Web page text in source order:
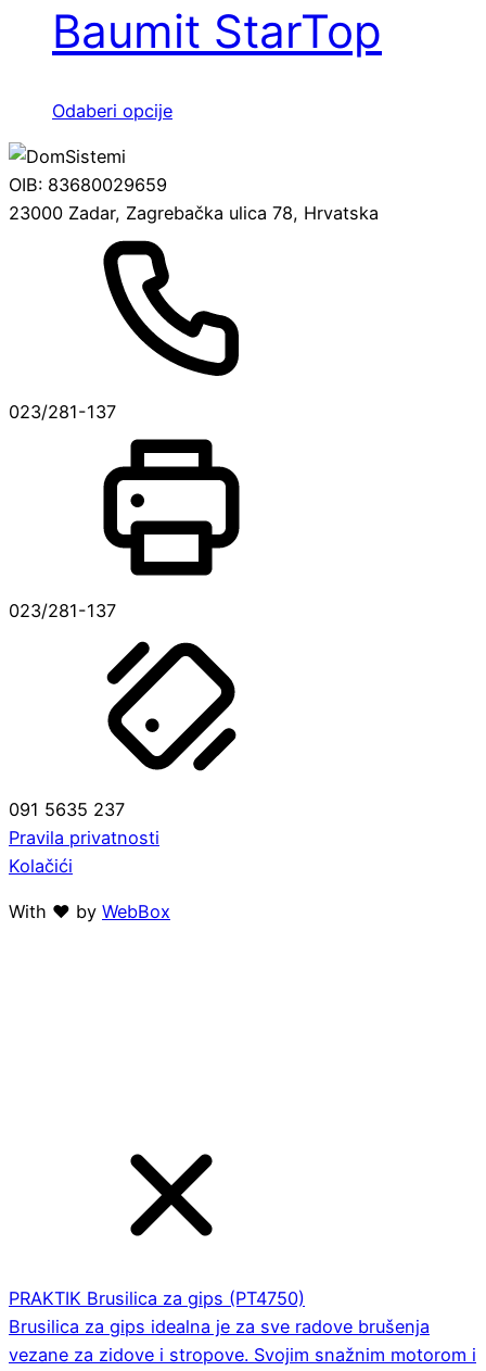
Baumit StarTop
Odaberi opcijeOvaj
varijanti.
mogu
odabrati
na
OIB: 83680029659
23000 Zadar, Zagrebačka ulica 78, Hrvatska
023/281-137
023/281-137
091 5635 237
Pravila privatnosti
Kolačići
With ❤ by WebBox
PRAKTIK Brusilica za gips (PT4750)
Brusilica za gips idealna je za sve radove brušenja
vezane za zidove i stropove. Svojim snažnim motorom i